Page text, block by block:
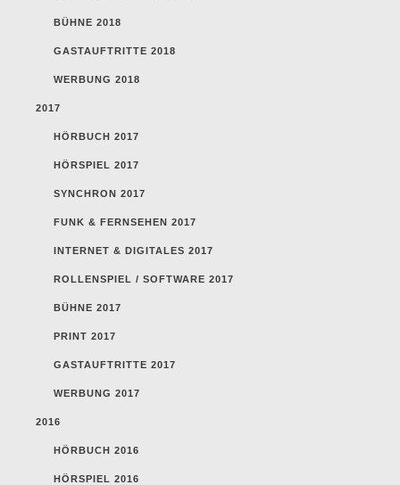
BÜHNE 2018
GASTAUFTRITTE 2018
WERBUNG 2018
2017
HÖRBUCH 2017
HÖRSPIEL 2017
SYNCHRON 2017
FUNK & FERNSEHEN 2017
INTERNET & DIGITALES 2017
ROLLENSPIEL / SOFTWARE 2017
BÜHNE 2017
PRINT 2017
GASTAUFTRITTE 2017
WERBUNG 2017
2016
HÖRBUCH 2016
HÖRSPIEL 2016